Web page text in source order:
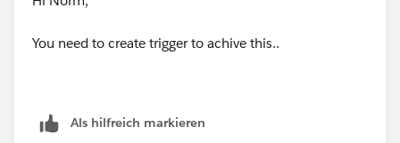
You need to create trigger to achive this..
Als hilfreich markieren